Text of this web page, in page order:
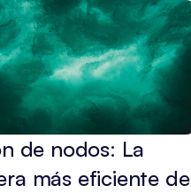
de nodos: La
más eficiente de